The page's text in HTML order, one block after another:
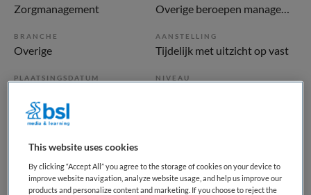
Zorgmanagement Overige beroepen management
BRANCHE
Overige
AANSTELLING
Tijdelijk met uitzicht op vast
PLAATSINGSDATUM NIVEAU
ERVARING
Vacature niet beschikbaar
This website uses cookies
By clicking “Accept All” you agree to the storage of cookies on your device to
improve website navigation, analyze website usage, and help us improve our
products and personalize content and marketing. If you choose to reject the